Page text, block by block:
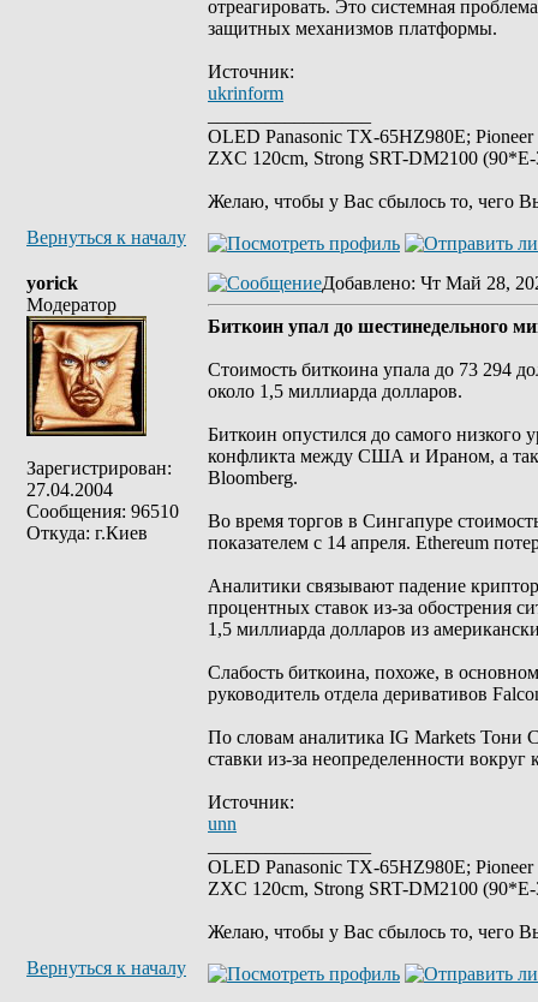
отреагировать. Это системная
защитных механизмов платформы.
Источник:
ukrinform
OLED Panasonic TX-65HZ980E;
ZXC 120cm, Strong SRT-DM2100
Желаю, чтобы у Вас сбылось то, чего
Вернуться к началу
yorick
Модератор
Зарегистрирован:
27.04.2004
Сообщения: 96510
Откуда: г.Киев
Добавлено: Чт Май 28,
Биткоин упал до шестинедельного
Стоимость биткоина упала до 73 294
около 1,5 миллиарда долларов.
Биткоин опустился до самого низкого
конфликта между США и Ираном, а
Bloomberg.
Во время торгов в Сингапуре
показателем с 14 апреля. Ethereum
Аналитики связывают падение
процентных ставок из-за обострения
1,5 миллиарда долларов из
Слабость биткоина, похоже, в
руководитель отдела деривативов
По словам аналитика IG Markets Тони
ставки из-за неопределенности
Источник:
unn
OLED Panasonic TX-65HZ980E;
ZXC 120cm, Strong SRT-DM2100
Желаю, чтобы у Вас сбылось то, чего
Вернуться к началу